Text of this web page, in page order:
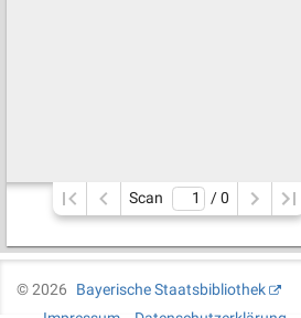
Scan / 0
©2026
Bayerische Staatsbibliothek